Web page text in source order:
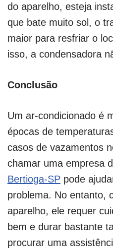
do aparelho, esteja
que bate muito sol, o
maior para resfriar o
isso, a condensadora
Conclusão
Um ar-condicionado é
épocas de
casos de vazamentos
chamar uma empresa
Bertioga-SP pode
problema. No entanto,
aparelho, ele requer
bem e durar bastante
procurar uma